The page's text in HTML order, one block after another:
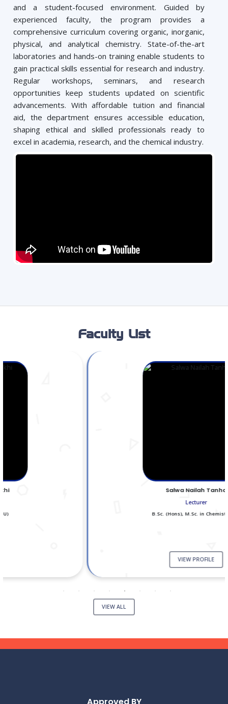
and a student-focused environment. Guided by
experienced faculty, the program provides a
comprehensive curriculum covering organic, inorganic,
physical, and analytical chemistry. State-of-the-art
laboratories and hands-on training enable students to
gain practical skills essential for research and industry.
Regular workshops, seminars, and research
opportunities keep students updated on scientific
advancements. With affordable tuition and financial
aid, the department ensures accessible education,
shaping ethical and skilled professionals ready to
excel in academia, research, and the chemical industry.
Faculty List
B.Sc. (Hons), M.Sc. in Chemistry (JU)
VIEW ALL
Approved BY